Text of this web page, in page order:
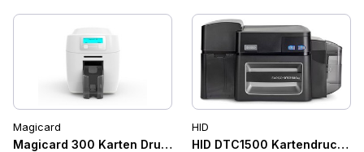
Magicard
Magicard 300 Karten Drucker
HID
HID DTC1500 Kartendrucker,